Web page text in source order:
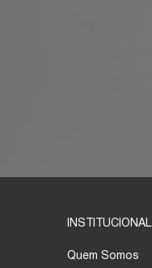
INSTITUCIONAL
Quem Somos